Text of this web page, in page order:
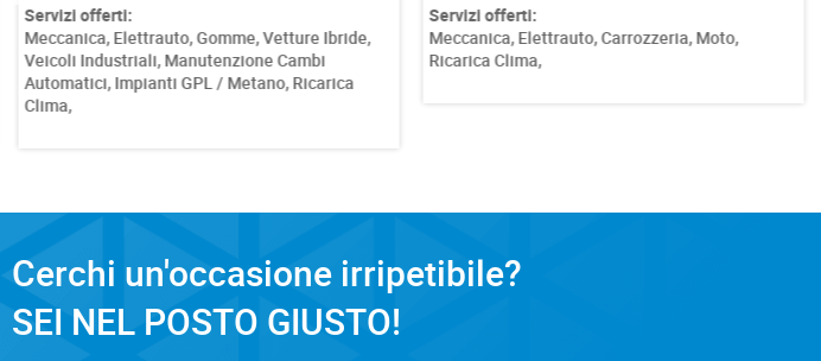
Servizi offerti:
Meccanica,Elettrauto,Gomme,Vetture Ibride,
Veicoli Industriali,Manutenzione Cambi
Automatici,Impianti GPL / Metano,Ricarica
Clima,
Servizi offerti:
Meccanica,Elettrauto,Carrozzeria,Moto,
Ricarica Clima,
Cerchi un'occasione irripetibile?
SEI NEL POSTO GIUSTO!